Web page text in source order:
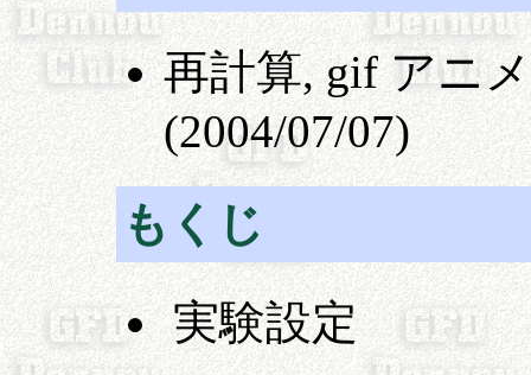
再計算, gif アニ
(2004/07/07)
もくじ
実験設定